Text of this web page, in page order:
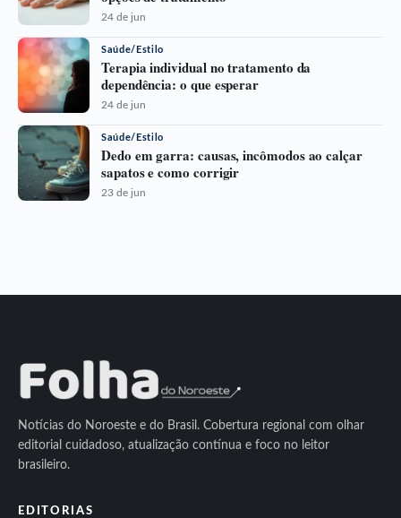
24 de jun
Saúde/Estilo
Terapia individual no tratamento da
dependência: o que esperar
24 de jun
Saúde/Estilo
Dedo em garra: causas, incômodos ao calçar
sapatos e como corrigir
23 de jun
Notícias do Noroeste e do Brasil. Cobertura regional com olhar
editorial cuidadoso, atualização contínua e foco no leitor
brasileiro.
EDITORIAS